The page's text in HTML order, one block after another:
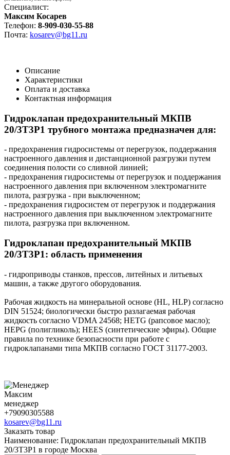
Специалист:
Максим Косарев
Телефон: 8-909-030-55-88
Почта: kosarev@bg11.ru
Описание
Характеристики
Оплата и доставка
Контактная информация
Гидроклапан предохранительный МКПВ
20/3Т3Р1 трубного монтажа предназначен для:
- предохранения гидросистемы от перегрузок, поддержания
настроенного давления и дистанционной разгрузки путем
соединения полости со сливной линией;
- предохранения гидросистемы от перегрузок и поддержания
настроенного давления при включенном электромагните
пилота, разгрузка - при выключенном;
- предохранения гидросистем от перегрузок и поддержания
настроенного давления при выключенном электромагните
пилота, разгрузка при включенном.
Гидроклапан предохранительный МКПВ
20/3Т3Р1: область применения
- гидроприводы станков, прессов, литейных и литьевых
машин, а также другого оборудования.
Рабочая жидкость на минеральной основе (HL, HLP) согласно
DIN 51524; биологически быстро разлагаемая рабочая
жидкость согласно VDMA 24568; HETG (рапсовое масло);
HEPG (полигликоль); HEES (синтетические эфиры). Общие
правила по технике безопасности при работе с
гидроклапанами типа МКПВ согласно ГОСТ 31177-2003.
Максим
менеджер
+79090305588
kosarev@bg11.ru
Заказать товар
Наименование: Гидроклапан предохранительный МКПВ
20/3Т3Р1 в городе Москва